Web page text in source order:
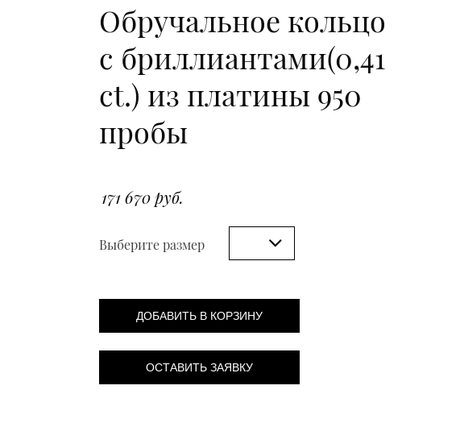
Обручальное кольцо
с бриллиантами(0,41
ct.) из платины 950
пробы
171 670 руб.
Выберите размер
ДОБАВИТЬ В КОРЗИНУ
ОСТАВИТЬ ЗАЯВКУ